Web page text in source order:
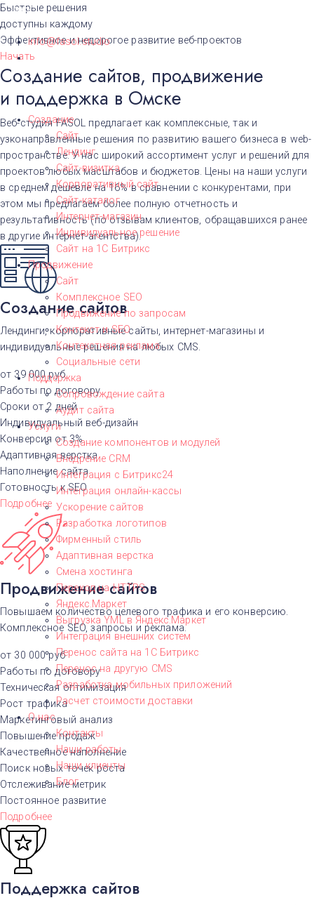
Омск
info@fasol.studio
Создание
Сайт
Лендинг
Сайт-визитка
Корпоративный сайт
Сайт-каталог
Интернет-магазин
Индивидуальное решение
Сайт на 1С Битрикс
Продвижение
Сайт
Комплексное SEO
Продвижение по запросам
Контекст и SEO
Контекстная реклама
Социальные сети
Поддержка
Сопровождение сайта
Аудит сайта
Услуги
Создание компонентов и модулей
Внедрение CRM
Интеграция с Битрикс24
Интеграция онлайн-кассы
Ускорение сайтов
Разработка логотипов
Фирменный стиль
Адаптивная верстка
Смена хостинга
Переход на HTTPS
Яндекс.Маркет
Выгрузка YML в Яндекс.Маркет
Интеграция внешних систем
Перенос сайта на 1С Битрикс
Перенос на другую CMS​
Разработка мобильных приложений
Расчет стоимости доставки
О нас
Контакты
Наши работы
Наши клиенты
Блог
Быстрые решения
доступны каждому
Эффективное и недорогое развитие веб-проектов
Начать
Создание сайтов, продвижение
и поддержка в Омске
Веб-студия FASOL предлагает как комплексные, так и
узконаправленные решения по развитию вашего бизнеса в web-
пространстве. У нас широкий ассортимент услуг и решений для
проектов любых масштабов и бюджетов. Цены на наши услуги
в среднем дешевле на 16% в сравнении с конкурентами, при
этом мы предлагаем более полную отчетность и
результативность (по отзывам клиентов, обращавшихся ранее
в другие интернет-агентства).
Создание сайтов
Лендинги, корпоративные сайты, интернет-магазины и
индивидуальные решения на любых CMS.
от 39 000 руб
Работы по договору
Сроки от 2 дней
Индивидуальный веб-дизайн
Конверсия от 3%
Адаптивная верстка
Наполнение сайта
Готовность к SEO
Подробнее
Продвижение сайтов
Повышаем количество целевого трафика и его конверсию.
Комплексное SEO, запросы и реклама.
от 30 000 руб
Работы по договору
Техническая оптимизация
Рост трафика
Маркетинговый анализ
Повышение продаж
Качественное наполнение
Поиск новых точек роста
Отслеживание метрик
Постоянное развитие
Подробнее
Поддержка сайтов